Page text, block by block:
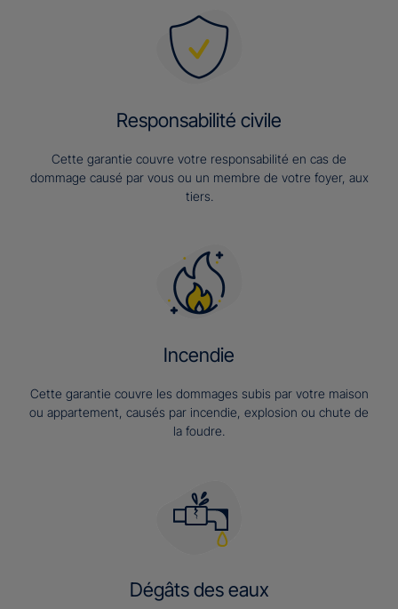
Responsabilité civile
Cette garantie couvre votre responsabilité en cas de
dommage causé par vous ou un membre de votre foyer, aux
tiers.
Incendie
Cette garantie couvre les dommages subis par votre maison
ou appartement, causés par incendie, explosion ou chute de
la foudre.
Dégâts des eaux